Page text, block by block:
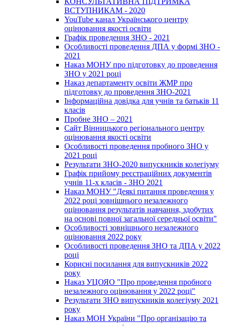
ВСТУПНИКАМ - 2020
YouTube канал Українського центру
оцінювання якості освіти
Графік проведення ЗНО - 2021
Особливості проведення ДПА у формі ЗНО -
2021
Наказ МОНУ про підготовку до проведення
ЗНО у 2021 році
Наказ департаменту освіти ЖМР про
підготовку до проведення ЗНО-2021
Інформаційна довідка для учнів та батьків 11
класів
Пробне ЗНО – 2021
Сайт Вінницького регіонального центру
оцінювання якості освіти
Особливості проведення пробного ЗНО у
2021 році
Результати ЗНО-2020 випускників колегіуму
Графік прийому реєстраційних документів
учнів 11-х класів - ЗНО 2021
Наказ МОНУ "Деякі питання проведення у
2022 році зовнішнього незалежного
оцінювання результатів навчання, здобутих
на основі повної загальної середньої освіти"
Особливості зовнішнього незалежного
оцінювання 2022 року
Особливості проведення ЗНО та ДПА у 2022
році
Корисні посилання для випускників 2022
року
Наказ УЦОЯО "Про проведення пробного
незалежного оцінювання у 2022 році"
Результати ЗНО випускників колегіуму 2021
року
Наказ МОН України "Про організацію та